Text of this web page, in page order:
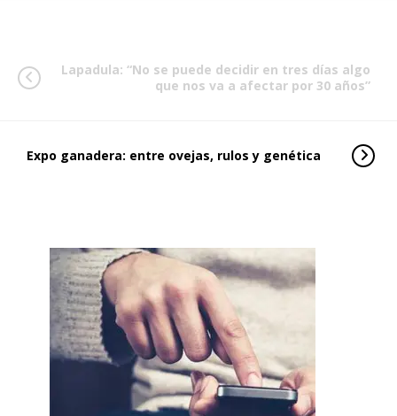
Lapadula: “No se puede decidir en tres días algo
que nos va a afectar por 30 años”
Expo ganadera: entre ovejas, rulos y genética